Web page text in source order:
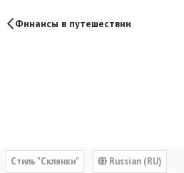
Финансы в путешествии
Cтиль "Склянки"
Russian (RU)